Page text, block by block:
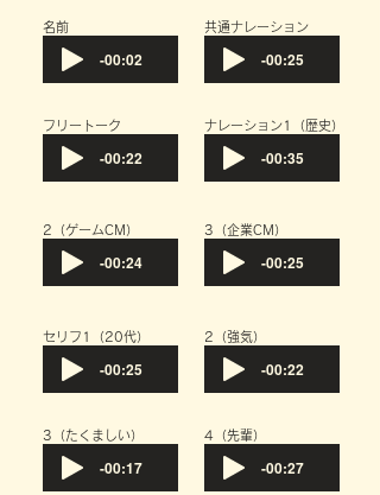
​名前
-00:02
フリートーク
-00:22
共通ナレーション
-00:25
​ナレーション1（歴史）
-00:35
​2（ゲームCM） ​3（企業CM）
-00:24 -00:25
​セリフ1（20代）
-00:25
​2（強気）
-00:22
​3（たくましい）
-00:17
​4（先輩）
-00:27